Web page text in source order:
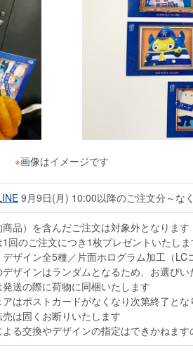
※画像はイメージです
9月9日(月) 10:00以降のご注文分～な
品）を含んだご注文は対象外となります
回のご注文につき1枚プレゼントいたしま
ザイン全5種／片面ホログラム加工（LC
ザインはランダムとなるため、お選びい
送の際に荷物に同梱いたします
アはポストカードがなくなり次第終了とな
売は固くお断りいたします
る交換やデザインの指定はできかねま